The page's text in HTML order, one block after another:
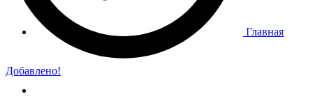
Добавлено!
Главная